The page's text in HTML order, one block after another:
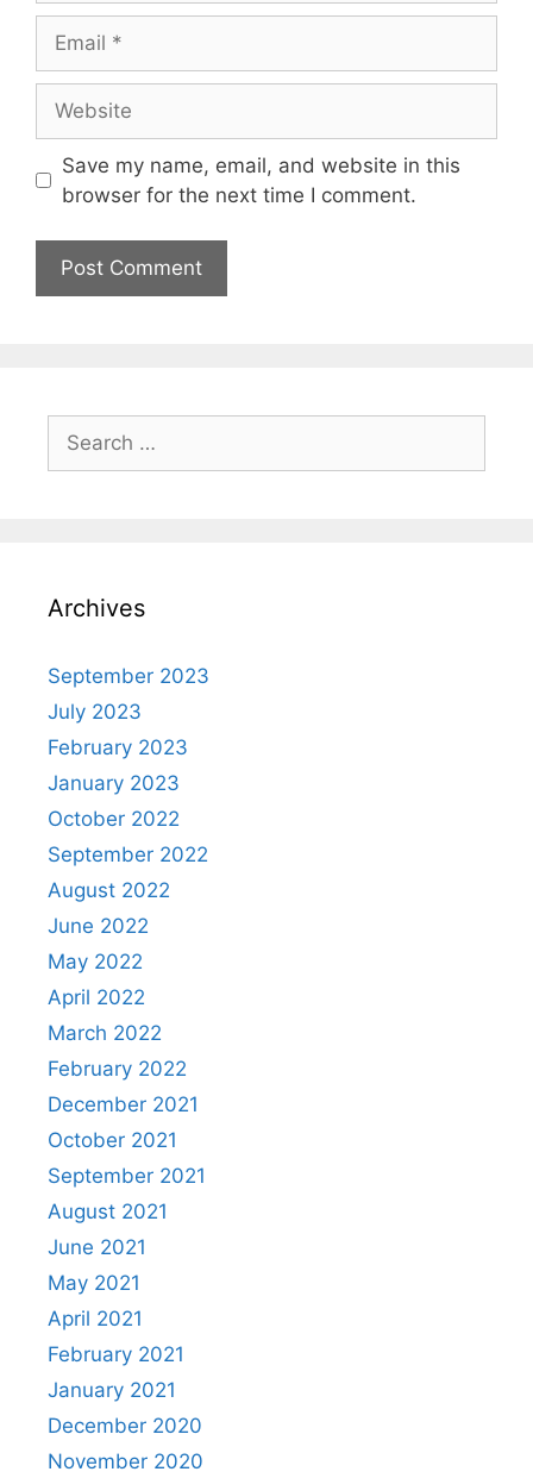
Save my name, email, and website in this
browser for the next time I comment.
Archives
September 2023
July 2023
February 2023
January 2023
October 2022
September 2022
August 2022
June 2022
May 2022
April 2022
March 2022
February 2022
December 2021
October 2021
September 2021
August 2021
June 2021
May 2021
April 2021
February 2021
January 2021
December 2020
November 2020